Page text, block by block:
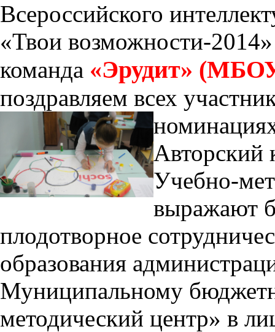
Всероссийского
«Твои возможности-2014»
команда «Эрудит»
поздравляем всех
Авторский
Учебно-
выражают
плодотворное
образования
Муниципальному
методический центр» в